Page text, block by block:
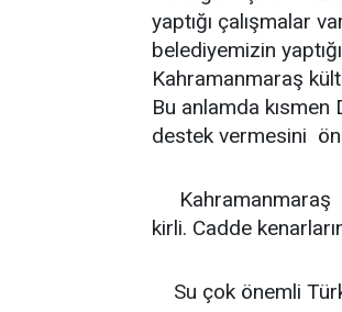
yaptığı çalışmalar
belediyemizin
Kahramanmaraş
Bu anlamda
destek vermesini
Kahramanmaraş
kirli. Cadde
Su çok önemli